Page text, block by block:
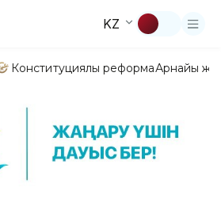
KZ
Конституциялық реформаАрнайы